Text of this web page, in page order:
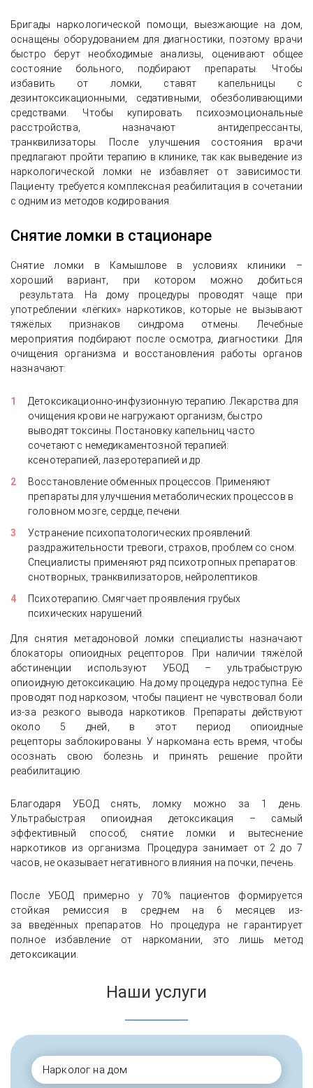
Бригады наркологической помощи, выезжающие на дом,
оснащены оборудованием для диагностики, поэтому врачи
быстро берут необходимые анализы, оценивают общее
состояние больного, подбирают препараты. Чтобы
избавить от ломки, ставят капельницы с
дезинтоксикационными, седативными, обезболивающими
средствами. Чтобы купировать психоэмоциональные
расстройства, назначают антидепрессанты,
транквилизаторы. После улучшения состояния врачи
предлагают пройти терапию в клинике, так как выведение из
наркологической ломки не избавляет от зависимости.
Пациенту требуется комплексная реабилитация в сочетании
с одним из методов кодирования.
Снятие ломки в стационаре
Снятие ломки в Камышлове в условиях клиники –
хороший вариант, при котором можно добиться
результата. На дому процедуры проводят чаще при
употреблении «лёгких» наркотиков, которые не вызывают
тяжёлых признаков синдрома отмены. Лечебные
мероприятия подбирают после осмотра, диагностики. Для
очищения организма и восстановления работы органов
назначают:
Детоксикационно-инфузионную терапию. Лекарства для
очищения крови не нагружают организм, быстро
выводят токсины. Постановку капельниц часто
сочетают с немедикаментозной терапией:
ксенотерапией, лазеротерапией и др.
Восстановление обменных процессов. Применяют
препараты для улучшения метаболических процессов в
головном мозге, сердце, печени.
Устранение психопатологических проявлений:
раздражительности тревоги, страхов, проблем со сном.
Специалисты применяют ряд психотропных препаратов:
снотворных, транквилизаторов, нейролептиков.
Психотерапию. Смягчает проявления грубых
психических нарушений.
Для снятия метадоновой ломки специалисты назначают
блокаторы опиоидных рецепторов. При наличии тяжёлой
абстиненции используют УБОД – ультрабыструю
опиоидную детоксикацию. На дому процедура недоступна. Её
проводят под наркозом, чтобы пациент не чувствовал боли
из-за резкого вывода наркотиков. Препараты действуют
около 5 дней, в этот период опиоидные
рецепторы заблокированы. У наркомана есть время, чтобы
осознать свою болезнь и принять решение пройти
реабилитацию.
Благодаря УБОД снять, ломку можно за 1 день.
Ультрабыстрая опиоидная детоксикация – самый
эффективный способ, снятие ломки и вытеснение
наркотиков из организма. Процедура занимает от 2 до 7
часов, не оказывает негативного влияния на почки, печень.
После УБОД примерно у 70% пациентов формируется
стойкая ремиссия в среднем на 6 месяцев из-
за введённых препаратов. Но процедура не гарантирует
полное избавление от наркомании, это лишь метод
детоксикации.
Наши услуги
Нарколог на дом